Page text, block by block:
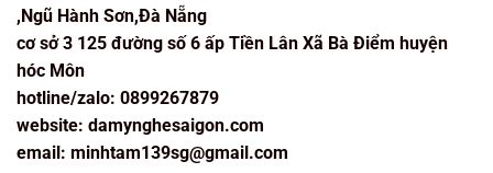
,Ngũ Hành Sơn,Đà Nẵng
cơ sở 3 125 đường số 6 ấp Tiền Lân Xã Bà Điểm huyện
hóc Môn
hotline/zalo: 0899267879
website: damynghesaigon.com
email: minhtam139sg@gmail.com